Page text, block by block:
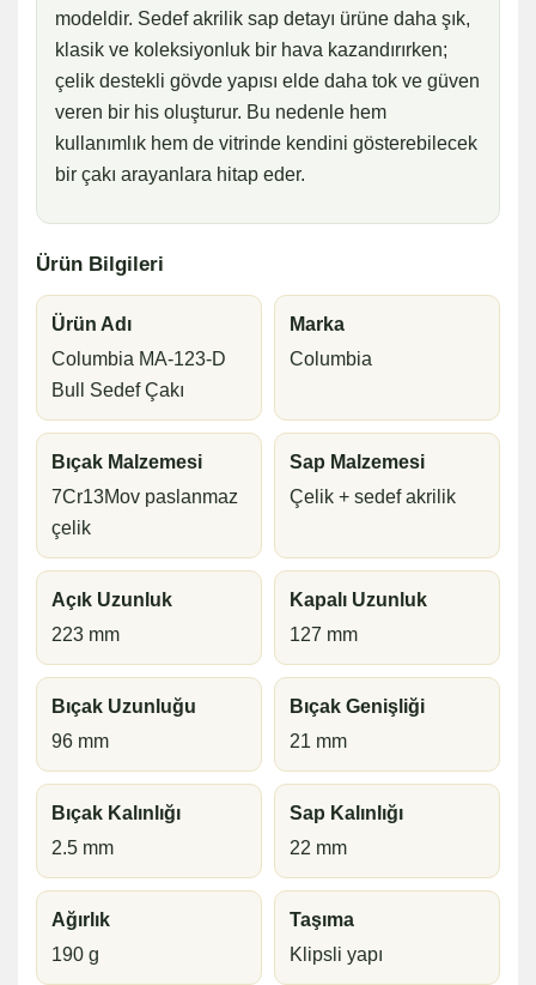
modeldir. Sedef akrilik sap detayı ürüne daha şık,
klasik ve koleksiyonluk bir hava kazandırırken;
çelik destekli gövde yapısı elde daha tok ve güven
veren bir his oluşturur. Bu nedenle hem
kullanımlık hem de vitrinde kendini gösterebilecek
bir çakı arayanlara hitap eder.
Ürün Bilgileri
Ürün Adı
Columbia MA-123-D
Bull Sedef Çakı
Marka
Columbia
Bıçak Malzemesi
7Cr13Mov paslanmaz
çelik
Sap Malzemesi
Çelik + sedef akrilik
Açık Uzunluk
223 mm
Kapalı Uzunluk
127 mm
Bıçak Uzunluğu
96 mm
Bıçak Genişliği
21 mm
Bıçak Kalınlığı
2.5 mm
Sap Kalınlığı
22 mm
Ağırlık
190 g
Taşıma
Klipsli yapı